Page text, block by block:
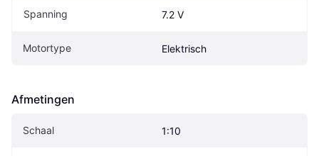
Spanning 7.2 V
Motortype Elektrisch
Afmetingen
Schaal 1:10